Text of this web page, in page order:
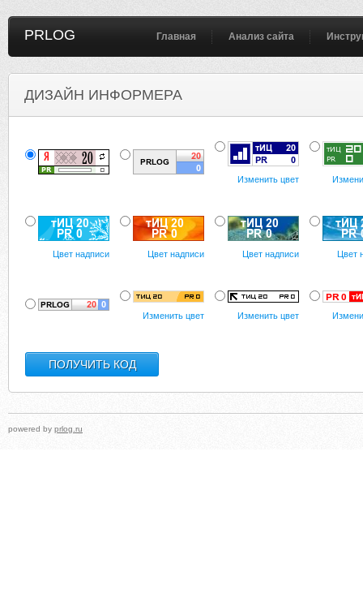
PRLOG Главная Анализ сайта
ДИЗАЙН ИНФОРМЕРА
Изменить цвет
Цвет надписи Цвет надписи Цвет надписи Цвет
Изменить цвет Изменить цвет
powered by prlog.ru